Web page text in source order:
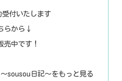
付いたします
らから↓
売中です！
日記～をもっと見る